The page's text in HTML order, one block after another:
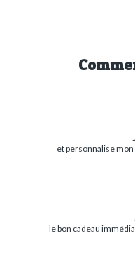
et personnalise
le bon cadeau